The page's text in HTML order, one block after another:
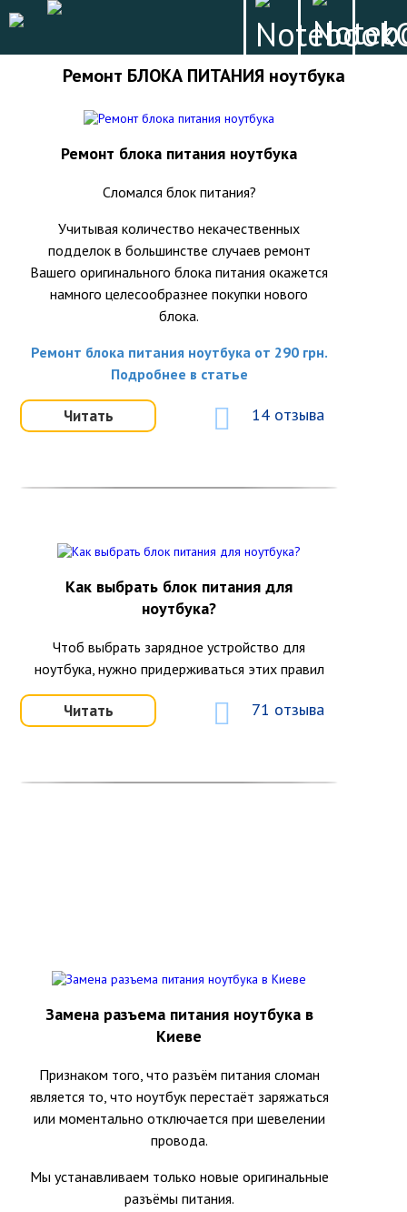
Ремонт БЛОКА ПИТАНИЯ ноутбука
Ремонт блока питания ноутбука
Сломался блок питания?
Учитывая количество некачественных
подделок в большинстве случаев ремонт
Вашего оригинального блока питания окажется
намного целесообразнее покупки нового
блока.
Ремонт блока питания ноутбука от 290 грн.
Подробнее в статье
Читать 14 отзыва
Как выбрать блок питания для
ноутбука?
Чтоб выбрать зарядное устройство для
ноутбука, нужно придерживаться этих правил
Читать 71 отзыва
Замена разъема питания ноутбука в
Киеве
Признаком того, что разъём питания сломан
является то, что ноутбук перестаёт заряжаться
или моментально отключается при шевелении
провода.
Мы устанавливаем только новые оригинальные
разъёмы питания.